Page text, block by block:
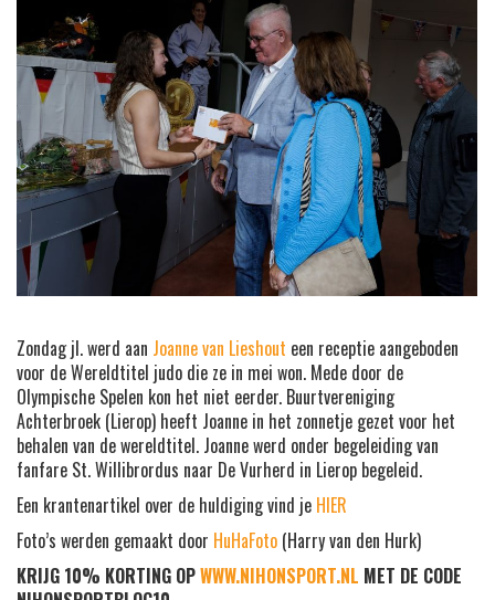
Zondag jl. werd aan Joanne van Lieshout een receptie aangeboden
voor de Wereldtitel judo die ze in mei won. Mede door de
Olympische Spelen kon het niet eerder. Buurtvereniging
Achterbroek (Lierop) heeft Joanne in het zonnetje gezet voor het
behalen van de wereldtitel. Joanne werd onder begeleiding van
fanfare St. Willibrordus naar De Vurherd in Lierop begeleid.
Een krantenartikel over de huldiging vind je HIER
Foto’s werden gemaakt door HuHaFoto (Harry van den Hurk)
KRIJG 10% KORTING OPWWW.NIHONSPORT.NL MET DE CODE